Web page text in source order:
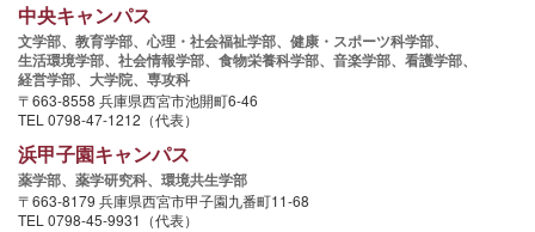
中央キャンパス
文学部、 教育学部、 心理・社会福祉学部、 健康・スポーツ科学部、
生活環境学部、 社会情報学部、 食物栄養科学部、 音楽学部、 看護学部、
経営学部、 大学院、 専攻科
〒663-8558 兵庫県西宮市池開町6-46
TEL 0798-47-1212（代表）
浜甲子園キャンパス
薬学部、 薬学研究科、 環境共生学部
〒663-8179 兵庫県西宮市甲子園九番町11-68
TEL 0798-45-9931（代表）